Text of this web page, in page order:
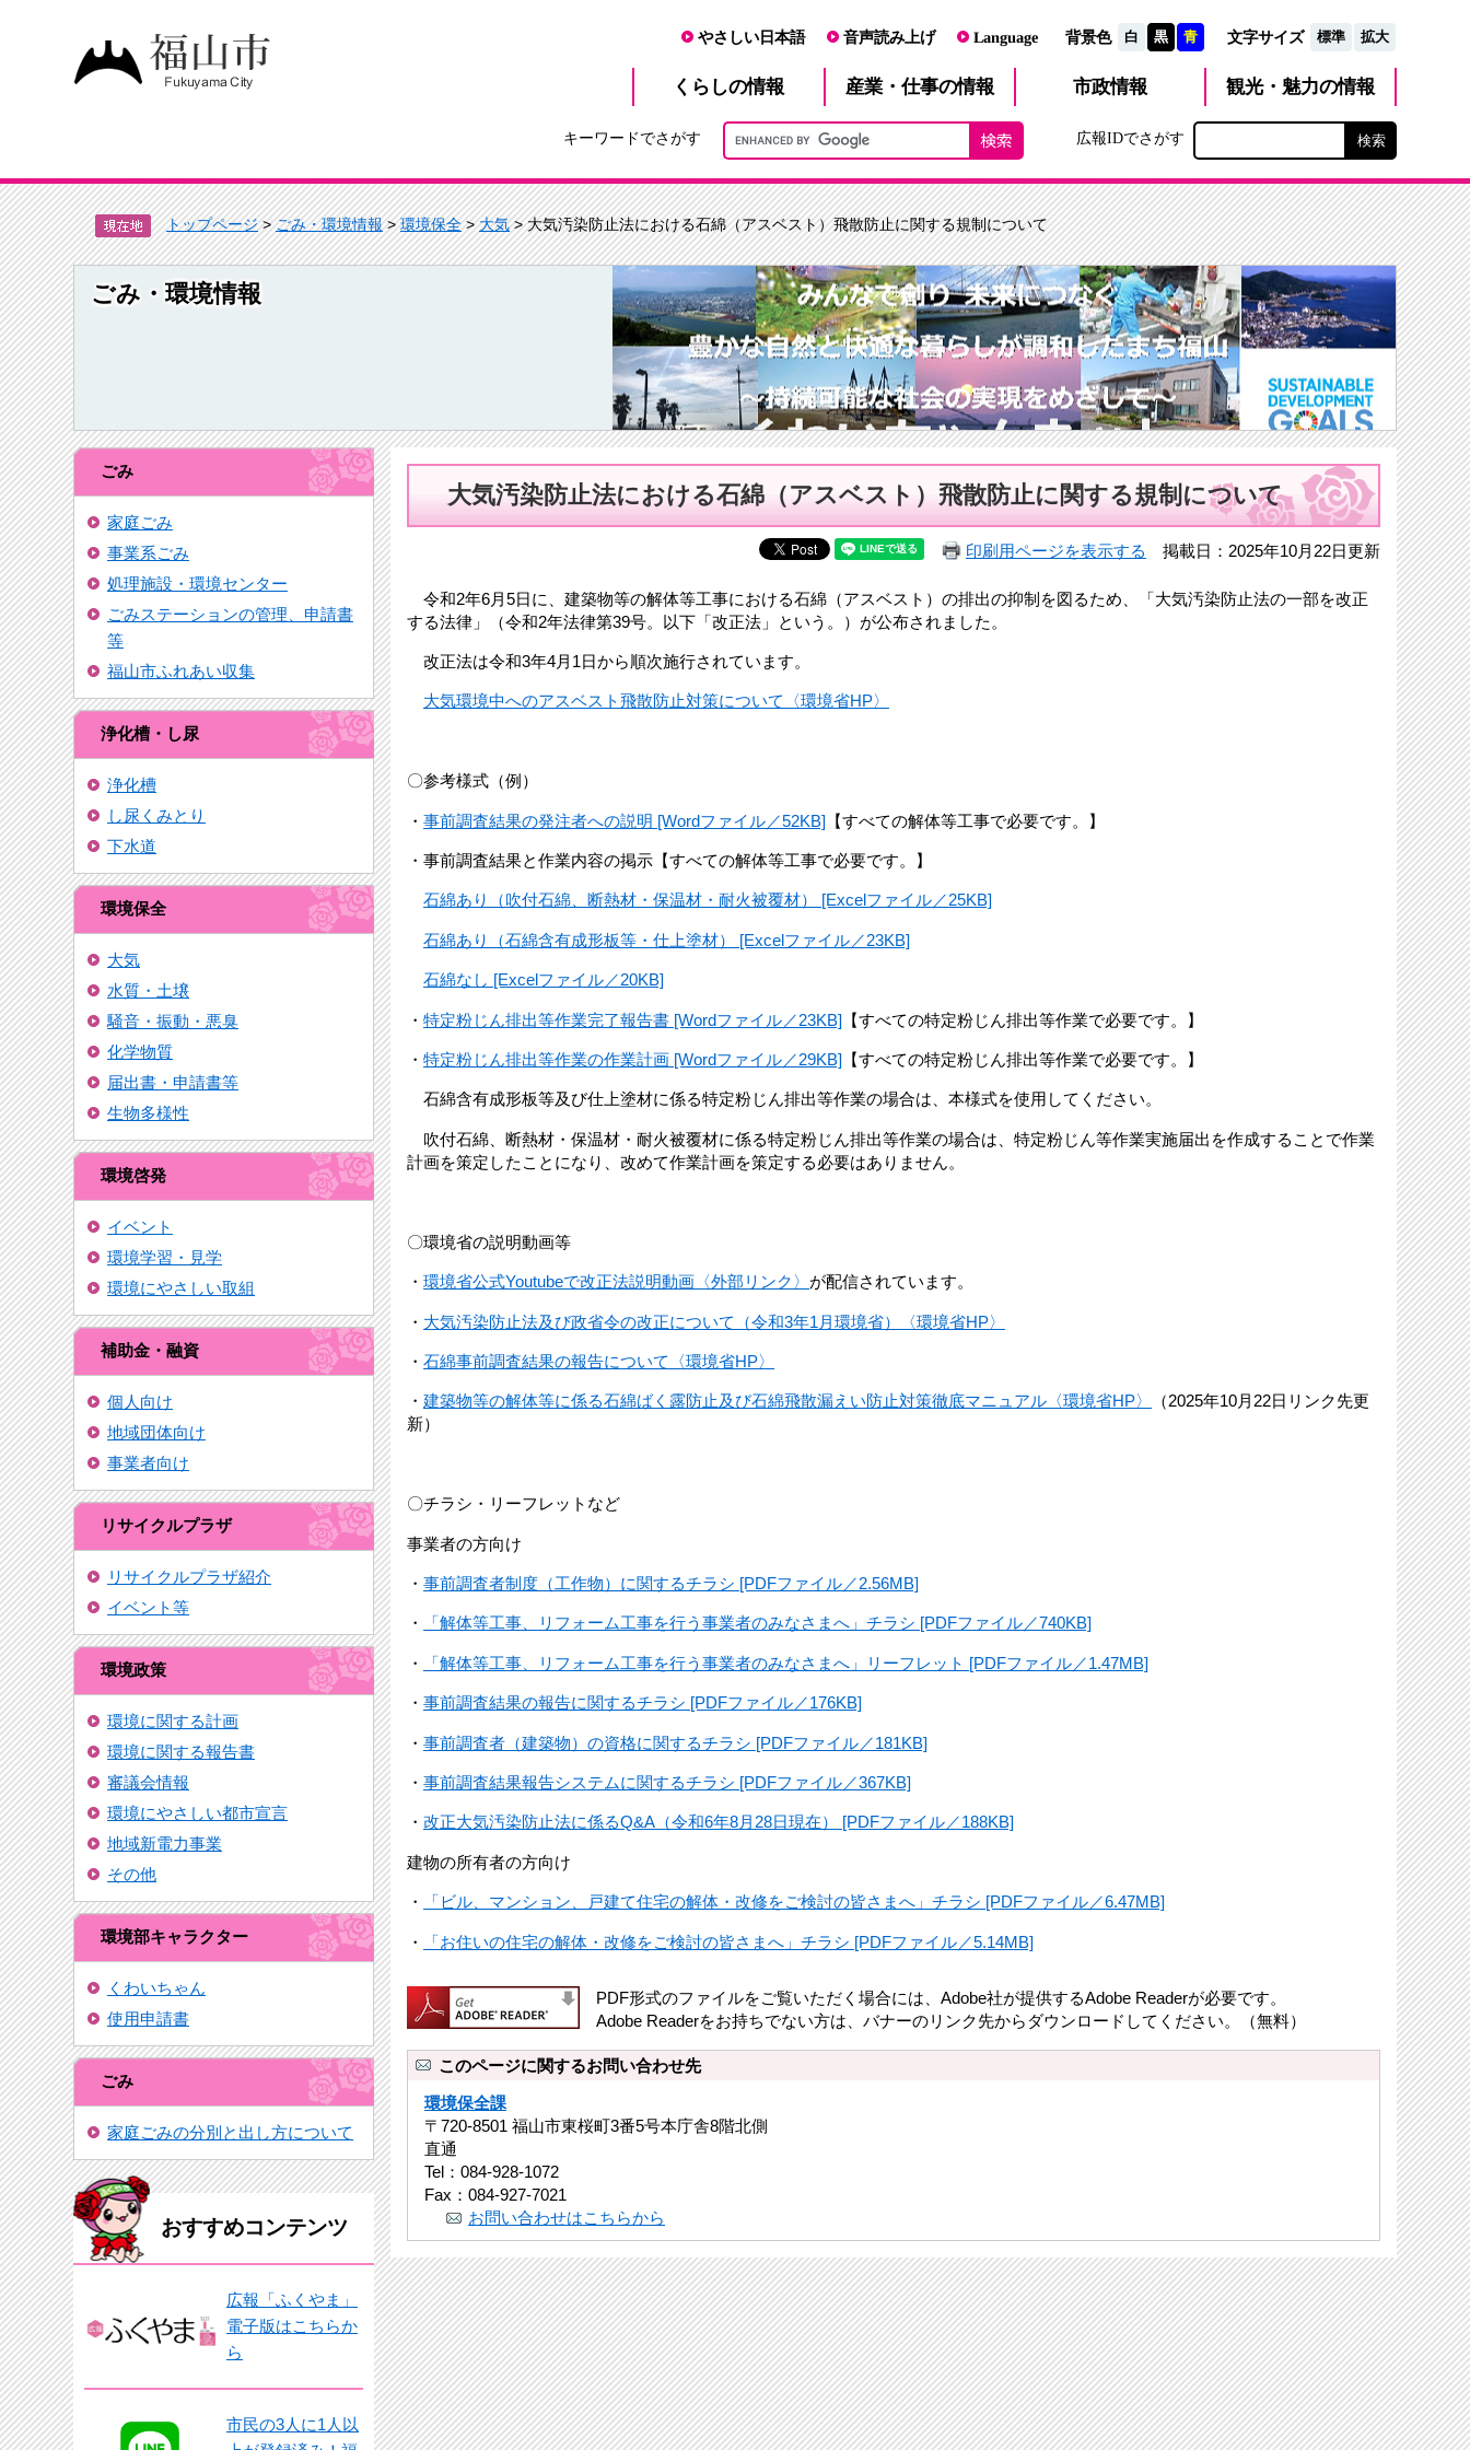
やさしい日本語 音声読み上げ Language 背景色 白 黒 青 文字サイズ 標準 拡大
くらしの情報 産業・仕事の情報 市政情報 観光・魅力の情報
キーワードでさがす 広報IDでさがす
トップページ>ごみ・環境情報>環境保全>大気> 大気汚染防止法における石綿（アスベスト）飛散防止に関する規制について
ごみ・環境情報
ごみ
家庭ごみ
事業系ごみ
処理施設・環境センター
ごみステーションの管理、申請書
等
福山市ふれあい収集
浄化槽・し尿
浄化槽
し尿くみとり
下水道
環境保全
大気
水質・土壌
騒音・振動・悪臭
化学物質
届出書・申請書等
生物多様性
環境啓発
イベント
環境学習・見学
環境にやさしい取組
補助金・融資
個人向け
地域団体向け
事業者向け
リサイクルプラザ
リサイクルプラザ紹介
イベント等
環境政策
環境に関する計画
環境に関する報告書
審議会情報
環境にやさしい都市宣言
地域新電力事業
その他
環境部キャラクター
くわいちゃん
使用申請書
ごみ
家庭ごみの分別と出し方について
おすすめコンテンツ
広報「ふくやま」
電子版はこちらか
ら
市民の3人に1人以
大気汚染防止法における石綿（アスベスト）飛散防止に関する規制について
印刷用ページを表示する 掲載日：2025年10月22日更新
令和2年6月5日に、建築物等の解体等工事における石綿（アスベスト）の排出の抑制を図るため、「大気汚染防止法の一部を改正
する法律」（令和2年法律第39号。以下「改正法」という。）が公布されました。
改正法は令和3年4月1日から順次施行されています。
大気環境中へのアスベスト飛散防止対策について〈環境省HP〉
〇参考様式（例）
・ 事前調査結果の発注者への説明 [Wordファイル／52KB] 【すべての解体等工事で必要です。】
・事前調査結果と作業内容の掲示【すべての解体等工事で必要です。】
石綿あり（吹付石綿、断熱材・保温材・耐火被覆材） [Excelファイル／25KB]
石綿あり（石綿含有成形板等・仕上塗材） [Excelファイル／23KB]
石綿なし [Excelファイル／20KB]
・ 特定粉じん排出等作業完了報告書 [Wordファイル／23KB] 【すべての特定粉じん排出等作業で必要です。】
・ 特定粉じん排出等作業の作業計画 [Wordファイル／29KB] 【すべての特定粉じん排出等作業で必要です。】
石綿含有成形板等及び仕上塗材に係る特定粉じん排出等作業の場合は、本様式を使用してください。
吹付石綿、断熱材・保温材・耐火被覆材に係る特定粉じん排出等作業の場合は、特定粉じん等作業実施届出を作成することで作業
計画を策定したことになり、改めて作業計画を策定する必要はありません。
〇環境省の説明動画等
・ 環境省公式Youtubeで改正法説明動画〈外部リンク〉 が配信されています。
・ 大気汚染防止法及び政省令の改正について（令和3年1月環境省）〈環境省HP〉
・ 石綿事前調査結果の報告について〈環境省HP〉
・ 建築物等の解体等に係る石綿ばく露防止及び石綿飛散漏えい防止対策徹底マニュアル〈環境省HP〉
（2025年10月22日リンク先更
新）
〇チラシ・リーフレットなど
事業者の方向け
・ 事前調査者制度（工作物）に関するチラシ [PDFファイル／2.56MB]
・ 「解体等工事、リフォーム工事を行う事業者のみなさまへ」チラシ [PDFファイル／740KB]
・ 「解体等工事、リフォーム工事を行う事業者のみなさまへ」リーフレット [PDFファイル／1.47MB]
・ 事前調査結果の報告に関するチラシ [PDFファイル／176KB]
・ 事前調査者（建築物）の資格に関するチラシ [PDFファイル／181KB]
・ 事前調査結果報告システムに関するチラシ [PDFファイル／367KB]
・ 改正大気汚染防止法に係るQ&A（令和6年8月28日現在） [PDFファイル／188KB]
建物の所有者の方向け
・ 「ビル、マンション、戸建て住宅の解体・改修をご検討の皆さまへ」チラシ [PDFファイル／6.47MB]
・ 「お住いの住宅の解体・改修をご検討の皆さまへ」チラシ [PDFファイル／5.14MB]
PDF形式のファイルをご覧いただく場合には、Adobe社が提供するAdobe Readerが必要です。
Adobe Readerをお持ちでない方は、バナーのリンク先からダウンロードしてください。（無料）
このページに関するお問い合わせ先
環境保全課
〒720-8501 福山市東桜町3番5号本庁舎8階北側
直通
Tel：084-928-1072
Fax：084-927-7021
お問い合わせはこちらから